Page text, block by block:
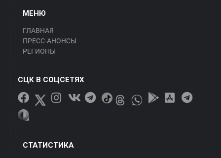
МЕНЮ
ГЛАВНАЯ
ПРЕСС-АНОНСЫ
РЕГИОНЫ
СЦК В СОЦСЕТЯХ
СТАТИСТИКА